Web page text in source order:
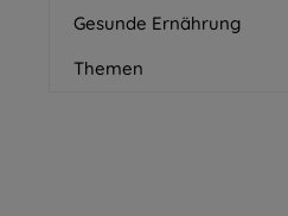
Gesunde Ernährung
Themen